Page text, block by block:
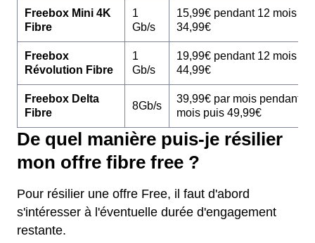
Freebox Mini 4K
Fibre
1
Gb/s
15,99€ pendant 12 mois
34,99€
Freebox
Révolution Fibre
1
Gb/s
19,99€ pendant 12 mois
44,99€
Freebox Delta
Fibre
8Gb/s
39,99€ par mois pendant 12
mois puis 49,99€
De quel manière puis-je résilier
mon offre fibre free ?
Pour résilier une offre Free, il faut d'abord
s'intéresser à l'éventuelle durée d'engagement
restante.